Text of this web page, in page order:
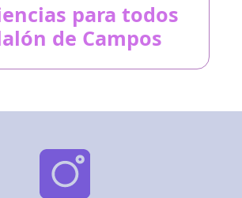
para todos
de Campos